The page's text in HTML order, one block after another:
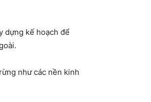
dựng kế hoạch để
như các nền kinh